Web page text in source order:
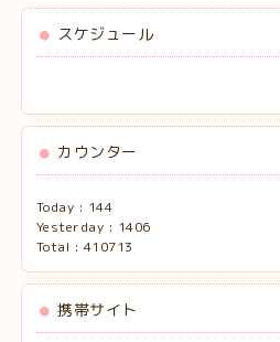
スケジュール
カウンター
Today : 144
Yesterday : 1406
Total : 410713
携帯サイト